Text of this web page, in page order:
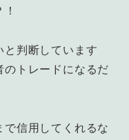
！
と判断しています
のトレードになるだ
信用してくれるな